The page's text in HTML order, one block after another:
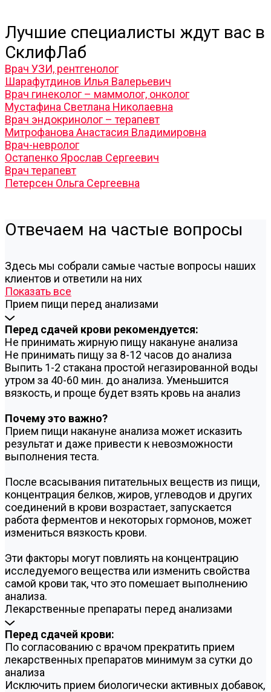
Лучшие специалисты ждут вас в
СклифЛаб
Врач УЗИ, рентгенолог
Шарафутдинов Илья Валерьевич
Врач гинеколог – маммолог, онколог
Мустафина Светлана Николаевна
Врач эндокринолог – терапевт
Митрофанова Анастасия Владимировна
Врач-невролог
Остапенко Ярослав Сергеевич
Врач терапевт
Петерсен Ольга Сергеевна
Отвечаем на частые вопросы
Здесь мы собрали самые частые вопросы наших
клиентов и ответили на них
Показать все
Прием пищи перед анализами
Перед сдачей крови рекомендуется:
Не принимать жирную пищу накануне анализа
Не принимать пищу за 8-12 часов до анализа
Выпить 1-2 стакана простой негазированной воды
утром за 40-60 мин. до анализа. Уменьшится
вязкость, и проще будет взять кровь на анализ
Почему это важно?
Прием пищи накануне анализа может исказить
результат и даже привести к невозможности
выполнения теста.
После всасывания питательных веществ из пищи,
концентрация белков, жиров, углеводов и других
соединений в крови возрастает, запускается
работа ферментов и некоторых гормонов, может
измениться вязкость крови.
Эти факторы могут повлиять на концентрацию
исследуемого вещества или изменить свойства
самой крови так, что это помешает выполнению
анализа.
Лекарственные препараты перед анализами
Перед сдачей крови:
По согласованию с врачом прекратить прием
лекарственных препаратов минимум за сутки до
анализа
Исключить прием биологически активных добавок,